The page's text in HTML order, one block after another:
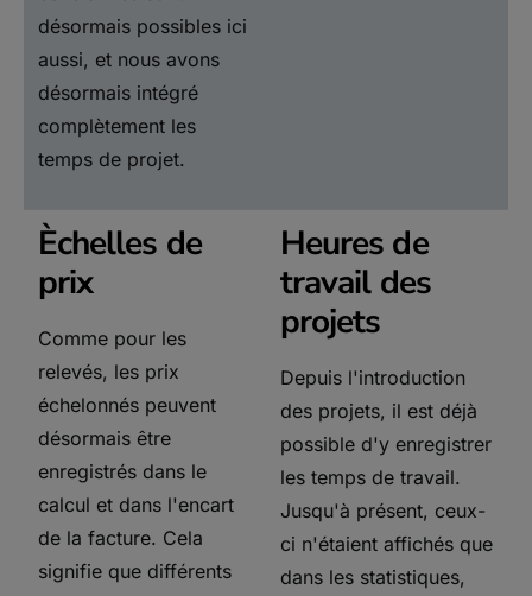
désormais possibles ici
aussi, et nous avons
désormais intégré
complètement les
temps de projet.
Èchelles de
prix
Comme pour les
relevés, les prix
échelonnés peuvent
désormais être
enregistrés dans le
calcul et dans l'encart
de la facture. Cela
signifie que différents
Heures de
travail des
projets
Depuis l'introduction
des projets, il est déjà
possible d'y enregistrer
les temps de travail.
Jusqu'à présent, ceux-
ci n'étaient affichés que
dans les statistiques,